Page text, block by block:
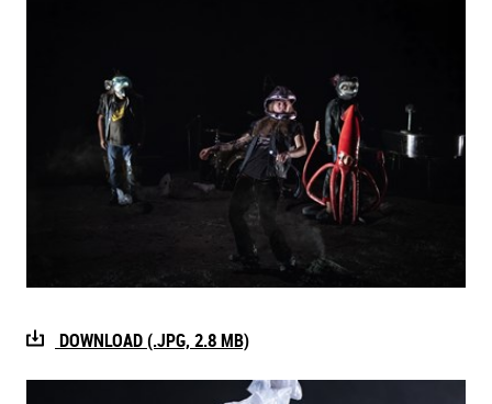
DOWNLOAD (.JPG, 2.8 MB)